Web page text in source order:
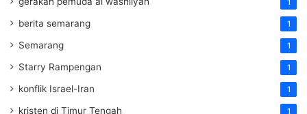
1
berita semarang 1
Semarang 1
Starry Rampengan 1
konflik Israel-Iran 1
kristen di Timur Tengah 1